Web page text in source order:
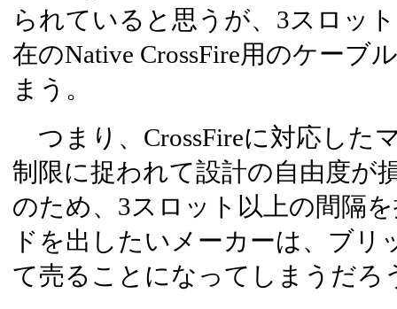
られていると思うが、3スロッ
在のNative CrossFire用のケーブ
まう。
つまり、CrossFireに対応した
制限に捉われて設計の自由度が
のため、3スロット以上の間隔
ドを出したいメーカーは、ブリ
て売ることになってしまうだろ